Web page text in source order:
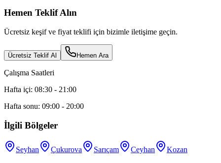
Hemen Teklif Alın
Ücretsiz keşif ve fiyat teklifi için bizimle iletişime geçin.
Ücretsiz Teklif Al Hemen Ara
Çalışma Saatleri
Hafta içi: 08:30 - 21:00
Hafta sonu: 09:00 - 20:00
İlgili Bölgeler
Seyhan Çukurova Sarıçam Ceyhan Kozan